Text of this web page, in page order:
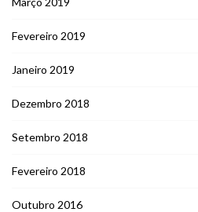
Fevereiro 2019
Janeiro 2019
Dezembro 2018
Setembro 2018
Fevereiro 2018
Outubro 2016